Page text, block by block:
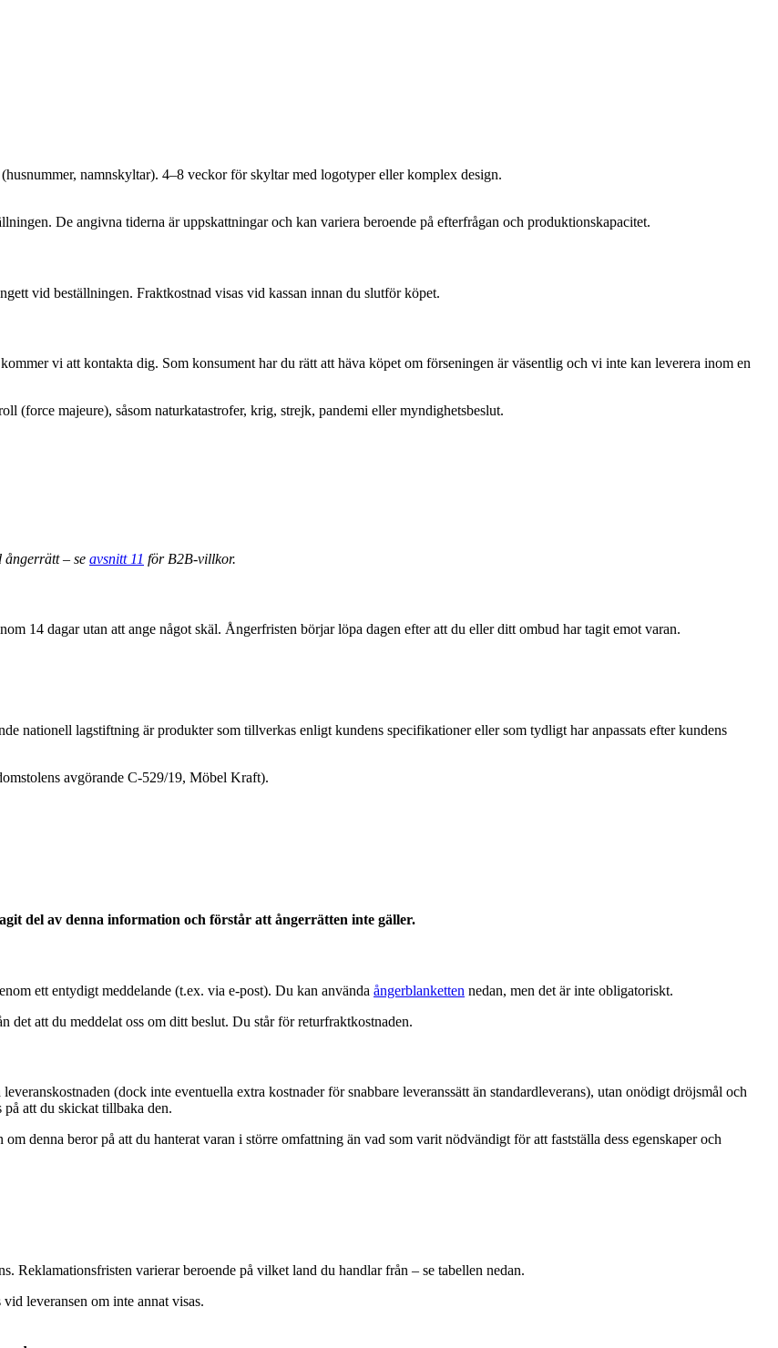
namnskyltar). 4–8 veckor för skyltar med logotyper eller komplex design.
De angivna tiderna är uppskattningar och kan variera beroende på efterfrågan och produktionskapacitet.
vid beställningen. Fraktkostnad visas vid kassan innan du slutför köpet.
vi att kontakta dig. Som konsument har du rätt att häva köpet om förseningen är väsentlig och vi inte kan leverera inom en
(force majeure), såsom naturkatastrofer, krig, strejk, pandemi eller myndighetsbeslut.
ångerrätt – se avsnitt 11 för B2B-villkor.
14 dagar utan att ange något skäl. Ångerfristen börjar löpa dagen efter att du eller ditt ombud har tagit emot varan.
nationell lagstiftning är produkter som tillverkas enligt kundens specifikationer eller som tydligt har anpassats efter kundens
avgörande C-529/19, Möbel Kraft).
del av denna information och förstår att ångerrätten inte gäller.
ett entydigt meddelande (t.ex. via e-post). Du kan använda ångerblanketten nedan, men det är inte obligatoriskt.
det att du meddelat oss om ditt beslut. Du står för returfraktkostnaden.
(dock inte eventuella extra kostnader för snabbare leveranssätt än standardleverans), utan onödigt dröjsmål och
på att du skickat tillbaka den.
denna beror på att du hanterat varan i större omfattning än vad som varit nödvändigt för att fastställa dess egenskaper och
Reklamationsfristen varierar beroende på vilket land du handlar från – se tabellen nedan.
leveransen om inte annat visas.